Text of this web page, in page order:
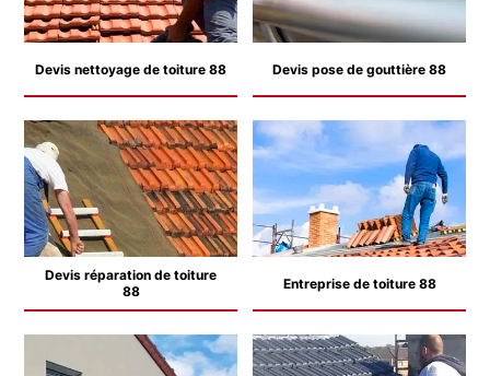
Devis nettoyage de toiture 88 Devis pose de gouttière 88
Devis réparation de toiture
88
Entreprise de toiture 88